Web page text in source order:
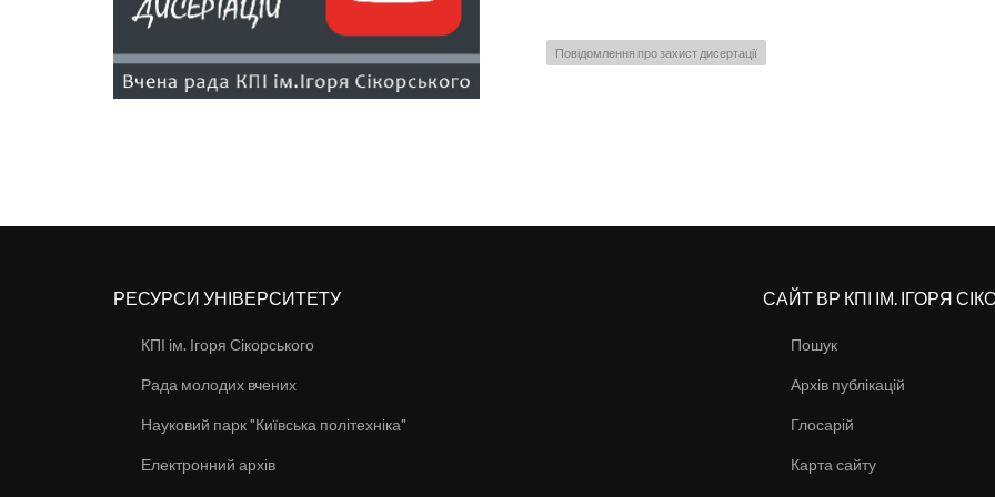
Повідомлення про захист дисертації
РЕСУРСИ УНІВЕРСИТЕТУ
КПІ ім. Ігоря Сікорського
Рада молодих вчених
Науковий парк "Київська політехніка"
Електронний архів
САЙТ ВР КПІ ІМ. ІГОРЯ
Пошук
Архів публікацій
Глосарій
Карта сайту